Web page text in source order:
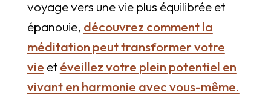
voyage vers une vie plus équilibrée et
épanouie, découvrez comment la
méditation peut transformer votre
vie etéveillez votre plein potentiel en
vivant en harmonie avec vous-même.